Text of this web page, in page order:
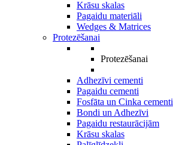
Krāsu skalas
Pagaidu materiāli
Wedges & Matrices
Protezēšanai
Protezēšanai
Adhezīvi cementi
Pagaidu cementi
Fosfāta un Cinka cementi
Bondi un Adhezīvi
Pagaidu restaurācijām
Krāsu skalas